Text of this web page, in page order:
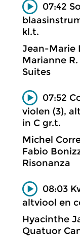
07:42
kl.t.
Jean-Marie
Marianne
Suites
07:52
violen (3),
in C gr.t.
Michel
Fabio
Risonanza
08:03
altviool en
Hyacinthe
Quatuor